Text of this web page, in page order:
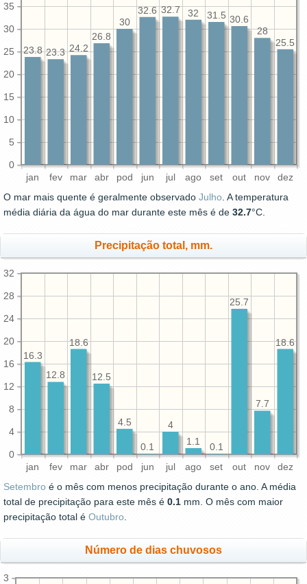
jan fev mar abr pod jun jul ago set out nov dez
0
5
10
15
20
25
30
35
25.5
28
30.6
31.5
32
32.7
32.6
30
26.8
24.2
23.3
23.8
O mar mais quente é geralmente observado Julho . A temperatura
média diária da água do mar durante este mês é de 32.7°C.
Precipitação total, mm.
jan fev mar abr pod jun jul ago set out nov dez
0
4
8
12
16
20
24
28
32
18.6
7.7
25.7
0.1
1.1
4
0.1
4.5
12.5
18.6
12.8
16.3
Setembro é o mês com menos precipitação durante o ano. A média
total de precipitação para este mês é 0.1 mm. O mês com maior
precipitação total é Outubro
Número de dias chuvosos
3